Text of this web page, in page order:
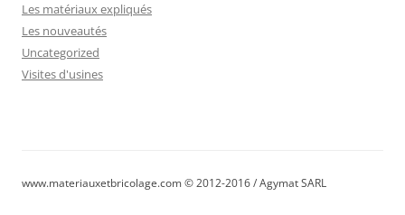
Les matériaux expliqués
Les nouveautés
Uncategorized
Visites d'usines
www.materiauxetbricolage.com © 2012-2016 / Agymat SARL